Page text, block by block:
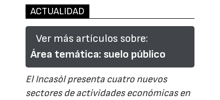
ACTUALIDAD
Ver más artículos sobre:
Área temática: suelo público
El Incasòl presenta cuatro nuevos
sectores de actividades económicas en